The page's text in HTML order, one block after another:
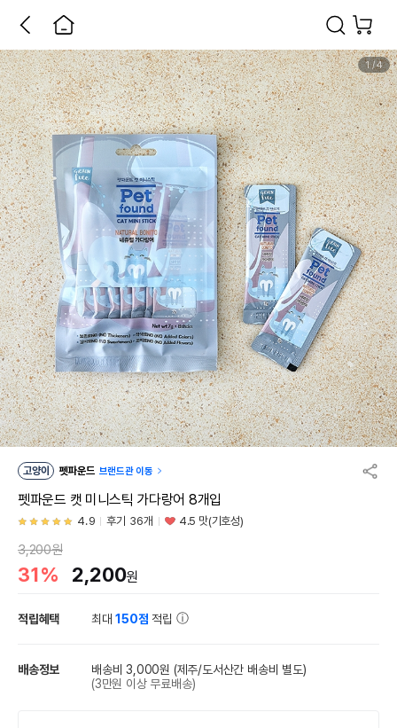
1/4
고양이 펫파운드 브랜드관 이동
펫파운드 캣 미니스틱 가다랑어 8개입
4.9 후기 36개 4.5 맛(기호성)
3,200원
31% 2,200원
적립혜택 최대150점 적립
배송정보 배송비 3,000원 (제주/도서산간 배송비 별도)
(3만원 이상 무료배송)